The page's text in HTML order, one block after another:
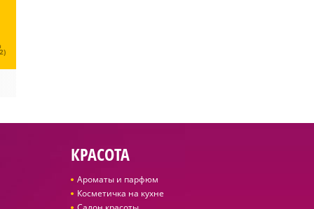
КРАСОТА
Ароматы и парфюм
Косметичка на кухне